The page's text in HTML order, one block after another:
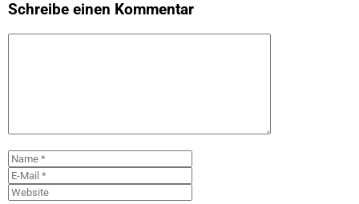
Schreibe einen Kommentar
Name
Mail